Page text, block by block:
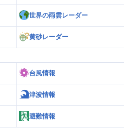
世界の雨雲レーダー
黄砂レーダー
台風情報
津波情報
避難情報